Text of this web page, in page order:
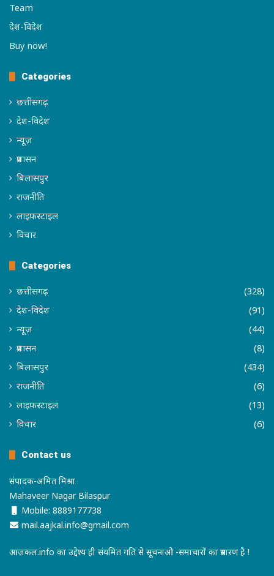
Team
देश-विदेश
Buy now!
Categories
छत्तीसगढ़
देश-विदेश
न्यूज़
प्रशासन
बिलासपुर
राजनीति
लाइफ़स्टाइल
विचार
Categories
छत्तीसगढ़
(328)
देश-विदेश
(91)
न्यूज़
(44)
प्रशासन
(8)
बिलासपुर
(434)
राजनीति
(6)
लाइफ़स्टाइल
(13)
विचार
(6)
Contact us
संपादक-अमित मिश्रा
Mahaveer Nagar Bilaspur
Mobile: 8889177738
mail.aajkal.info@gmail.com
आजकल.info का उद्देश्य ही संयमित गति से सूचनाओ -समाचारों का प्रसारण है !